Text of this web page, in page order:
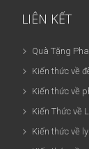
LIÊN KẾT
Quà Tặng
Kiến thức về
Kiến thức về
Kiến Thức về
Kiến thức về